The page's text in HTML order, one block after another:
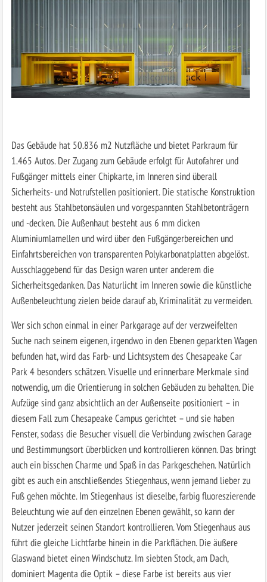
Das Gebäude hat 50.836 m2 Nutzfläche und bietet Parkraum für
1.465 Autos. Der Zugang zum Gebäude erfolgt für Autofahrer und
Fußgänger mittels einer Chipkarte, im Inneren sind überall
Sicherheits- und Notrufstellen positioniert. Die statische Konstruktion
besteht aus Stahlbetonsäulen und vorgespannten Stahlbetonträgern
und -decken. Die Außenhaut besteht aus 6 mm dicken
Aluminiumlamellen und wird über den Fußgängerbereichen und
Einfahrtsbereichen von transparenten Polykarbonatplatten abgelöst.
Ausschlaggebend für das Design waren unter anderem die
Sicherheitsgedanken. Das Naturlicht im Inneren sowie die künstliche
Außenbeleuchtung zielen beide darauf ab, Kriminalität zu vermeiden.
Wer sich schon einmal in einer Parkgarage auf der verzweifelten
Suche nach seinem eigenen, irgendwo in den Ebenen geparkten Wagen
befunden hat, wird das Farb- und Lichtsystem des Chesapeake Car
Park 4 besonders schätzen. Visuelle und erinnerbare Merkmale sind
notwendig, um die Orientierung in solchen Gebäuden zu behalten. Die
Aufzüge sind ganz absichtlich an der Außenseite positioniert – in
diesem Fall zum Chesapeake Campus gerichtet – und sie haben
Fenster, sodass die Besucher visuell die Verbindung zwischen Garage
und Bestimmungsort überblicken und kontrollieren können. Das bringt
auch ein bisschen Charme und Spaß in das Parkgeschehen. Natürlich
gibt es auch ein anschließendes Stiegenhaus, wenn jemand lieber zu
Fuß gehen möchte. Im Stiegenhaus ist dieselbe, farbig fluoreszierende
Beleuchtung wie auf den einzelnen Ebenen gewählt, so kann der
Nutzer jederzeit seinen Standort kontrollieren. Vom Stiegenhaus aus
führt die gleiche Lichtfarbe hinein in die Parkflächen. Die äußere
Glaswand bietet einen Windschutz. Im siebten Stock, am Dach,
dominiert Magenta die Optik – diese Farbe ist bereits aus vier